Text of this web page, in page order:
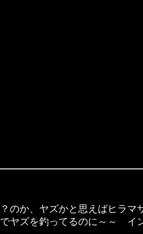
のか、ヤズかと思えばヒラマ
ヤズを釣ってるのに～～ イ